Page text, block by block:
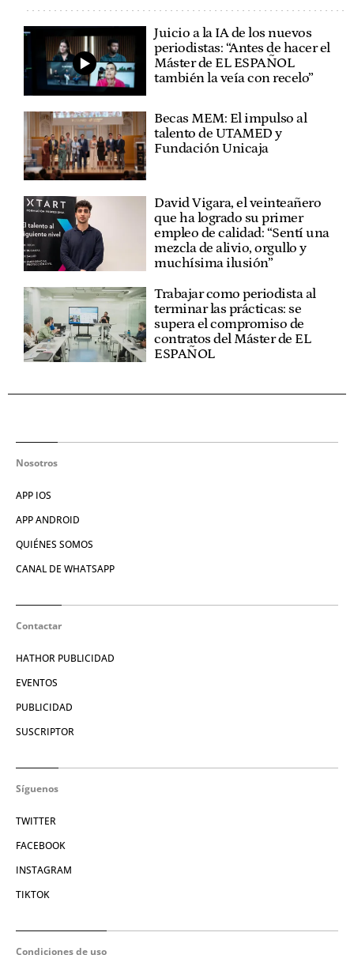
Juicio a la IA de los nuevos
periodistas: “Antes de hacer el
Máster de EL ESPAÑOL
también la veía con recelo”
Becas MEM: El impulso al
talento de UTAMED y
Fundación Unicaja
David Vigara, el veinteañero
que ha logrado su primer
empleo de calidad: “Sentí una
mezcla de alivio, orgullo y
muchísima ilusión”
Trabajar como periodista al
terminar las prácticas: se
supera el compromiso de
contratos del Máster de EL
ESPAÑOL
Nosotros
APP IOS
APP ANDROID
QUIÉNES SOMOS
CANAL DE WHATSAPP
Contactar
HATHOR PUBLICIDAD
EVENTOS
PUBLICIDAD
SUSCRIPTOR
Síguenos
TWITTER
FACEBOOK
INSTAGRAM
TIKTOK
Condiciones de uso